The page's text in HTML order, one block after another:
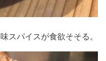
スパイスが食欲そそる。